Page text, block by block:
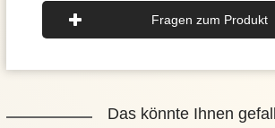
Fragen zum Produkt
Das könnte Ihnen